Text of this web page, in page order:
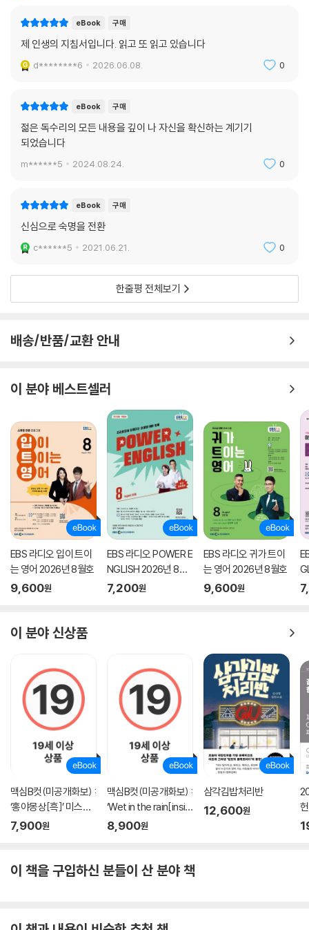
eBook 구매
제 인생의 지침서입니다. 읽고 또 읽고 있습니다
d********6 2026.06.08. 0
eBook 구매
젊은 독수리의 모든 내용을 깊이 나 자신을 확신하는 계기기
되었습니다
m******5 2024.08.24. 0
eBook 구매
신심으로 숙명을 전환
c******5 2021.06.21. 0
한줄평 전체보기
배송/반품/교환 안내
이 분야 베스트셀러
EBS 라디오 입이 트이
는 영어 2026년 8월호
9,600원
EBS 라디오 POWER E
NGLISH 2026년 8월
호
7,200원
EBS 라디오 귀가 트이
는 영어 2026년 8월호
9,600원
이 분야 신상품
맥심B컷(미공개화보) :
‘홍야몽상[흑]’ 미스맥
심 엘라
7,900원
맥심B컷(미공개화보) :
‘Wet in the rain[insid
e]’ 모모리나
8,900원
삼각김밥처리반
12,600원
이 책을 구입하신 분들이 산 분야 책